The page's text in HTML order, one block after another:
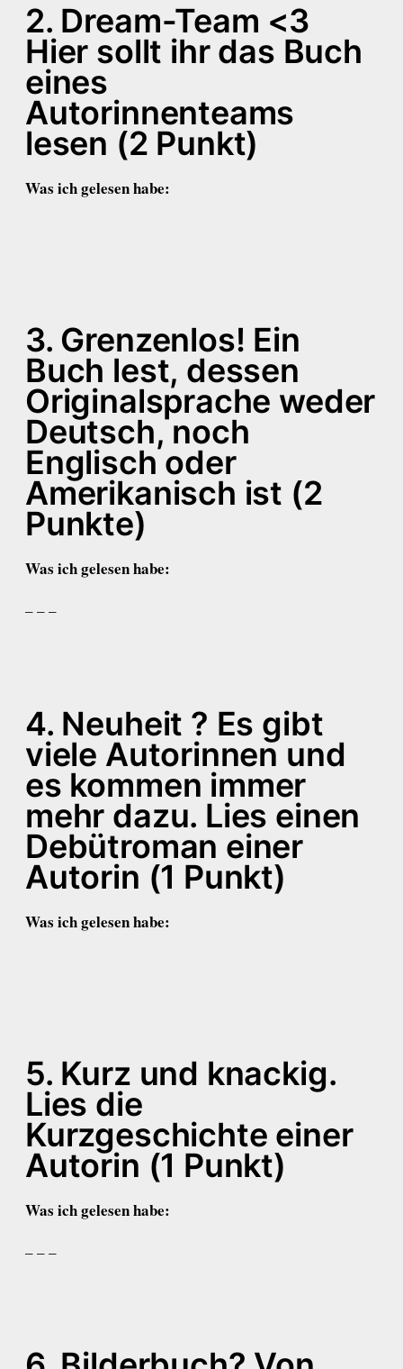
2. Dream-Team <3
Hier sollt ihr das Buch
eines
Autorinnenteams
lesen (2 Punkt)
Was ich gelesen habe:
3. Grenzenlos! Ein
Buch lest, dessen
Originalsprache weder
Deutsch, noch
Englisch oder
Amerikanisch ist (2
Punkte)
Was ich gelesen habe:
– – –
4. Neuheit ? Es gibt
viele Autorinnen und
es kommen immer
mehr dazu. Lies einen
Debütroman einer
Autorin (1 Punkt)
Was ich gelesen habe:
5. Kurz und knackig.
Lies die
Kurzgeschichte einer
Autorin (1 Punkt)
Was ich gelesen habe:
– – –